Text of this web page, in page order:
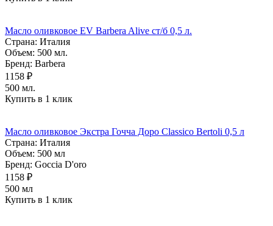
Масло оливковое EV Barbera Alive ст/б 0,5 л.
Страна: Италия
Объем: 500 мл.
Бренд: Barbera
1158 ₽
500 мл.
Купить в 1 клик
Масло оливковое Экстра Гочча Доро Classico Bertoli 0,5 л
Страна: Италия
Объем: 500 мл
Бренд: Goccia D'oro
1158 ₽
500 мл
Купить в 1 клик